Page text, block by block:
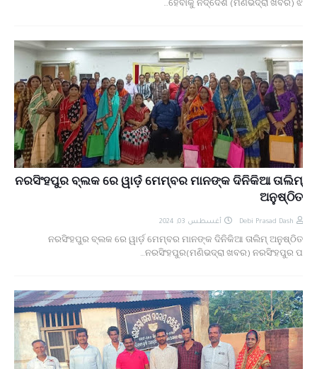
ହେବାକୁ ନିର୍ଦ୍ଦେଶ (ମଣିଭଦ୍ରା ଖବର) ଝ…
ନରସିଂହପୁର ବ୍ଲକ ରେ ୱାର୍ଡ଼ ମେମ୍ବର ମାନଙ୍କ ଦିନିକିଆ ତାଲିମ୍
ଅନୁଷ୍ଠିତ
Debi Prasad Dash أغسطس 03, 2024
ନରସିଂହପୁର ବ୍ଲକ ରେ ୱାର୍ଡ଼ ମେମ୍ବର ମାନଙ୍କ ଦିନିକିଆ ତାଲିମ୍ ଅନୁଷ୍ଠିତ
ନରସିଂହପୁର(ମଣିଭଦ୍ରା ଖବର) ନରସିଂହପୁର ପ…